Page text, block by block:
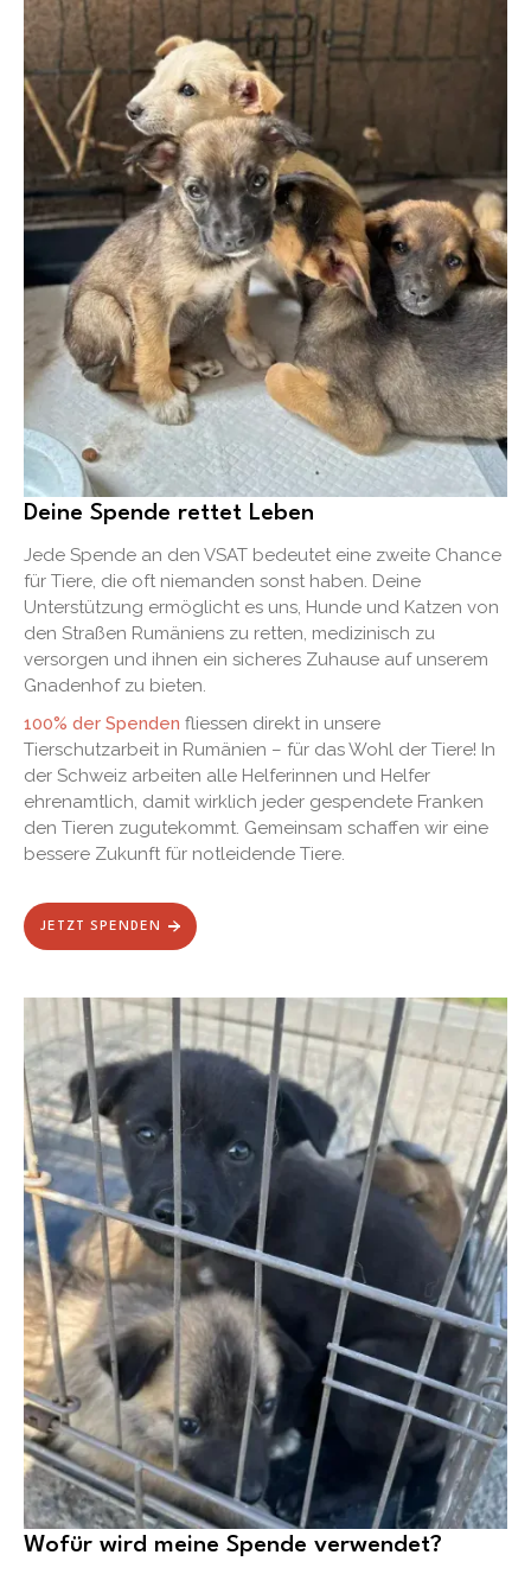
Deine Spende rettet Leben
Jede Spende an den VSAT bedeutet eine zweite Chance
für Tiere, die oft niemanden sonst haben. Deine
Unterstützung ermöglicht es uns, Hunde und Katzen von
den Straßen Rumäniens zu retten, medizinisch zu
versorgen und ihnen ein sicheres Zuhause auf unserem
Gnadenhof zu bieten.
100% der Spenden fliessen direkt in unsere
Tierschutzarbeit in Rumänien – für das Wohl der Tiere! In
der Schweiz arbeiten alle Helferinnen und Helfer
ehrenamtlich, damit wirklich jeder gespendete Franken
den Tieren zugutekommt. Gemeinsam schaffen wir eine
bessere Zukunft für notleidende Tiere.
JETZT SPENDEN
Wofür wird meine Spende verwendet?